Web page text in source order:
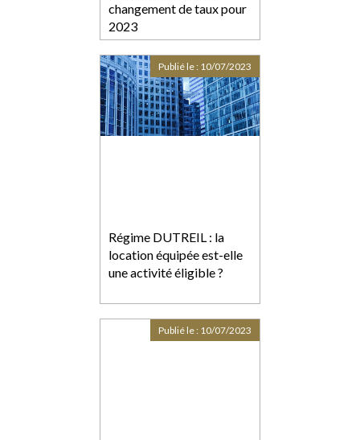
changement de taux pour
2023
Régime DUTREIL : la
location équipée est-elle
une activité éligible ?
Publié le : 10/07/2023
Publié le : 10/07/2023